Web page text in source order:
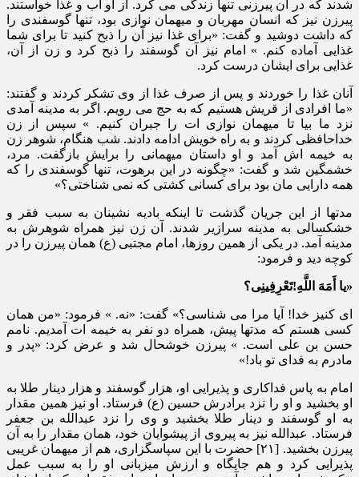
شدند که در آن پیرزنی تنها زندگی می کرد. از او آب و غذا خواستند.
پیرزن نیز که انسان مهربان و میهمان نوازی بود، تنها گوسفندی را
که داشت دوشید و گفت: «برای غذا نیز آن را ذبح کنید تا برای شما
غذایی آماده کنم. » امام نیز آن گوسفند را ذبح کرد و زن از آن،
غذایی برای ایشان درست کرد.
آنان غذا را خوردند و پس از صرف غذا از وی تشکر کردند و گفتند:
«ما افرادی از قریش هستیم که به حج می رویم. اگر به مدینه آمدی
نزد ما بیا تا میهمان نوازی ات را جبران کنیم. » سپس از زن
خداحافظی کردند و به راه خویش ادامه دادند. شب هنگام، شوهر زن
به خیمه اش آمد و او داستان میهمانی را برایش بازگفت. مرد،
خشمگین شد و گفت: «چگونه در این برهوت، تنها گوسفندی را که
همه دارایی مان بود برای کسانی کشتی که نمی شناختی؟»
مدتها از این جریان گذشت تا اینکه بادیه نشینان به سبب فقر و
خشکسالی به مدینه سرازیر شدند. آن زن نیز همراه شوهرش به
مدینه آمد. در یکی از همین روزها، امام مجتبی (ع) همان پیرزن را در
کوچه دید و فرمود:
«یا أَمَهَ اللَّهِ!تَعْرِفِینِی؟
ای کنیز خدا! آیا مرا می شناسی؟» گفت: «نه. » فرمود: «من همان
کسی هستم که مدتها پیش، همراه دو نفر به خیمه ات آمدیم. نامم
حسن بن علی است. » پیرزن خوشحال شد و عرض کرد: «پدر و
مادرم به فدای تو باد!»
امام به پاس فداکاری و پذیرایی او، هزار گوسفند و هزار دینار طلا به
او بخشید و او را نزد برادرش حسین (ع) فرستاد. او نیز همین مقدار
به او گوسفند و دینار طلا بخشید و وی را نزد عبدالله بن جعفر
فرستاد. عبدالله نیز به پیروی از پیشوایان خود، همان مقدار را به آن
پیرزن بخشید. [۲۱] حضرت با این سپاسگزاری، هم از میهمان غریبی
پذیرایی کرد و هم جایگاه و ارزش میزبانی او را به سبب عمل